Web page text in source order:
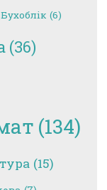
Бухоблік (6)
(36)
(134)
(15)